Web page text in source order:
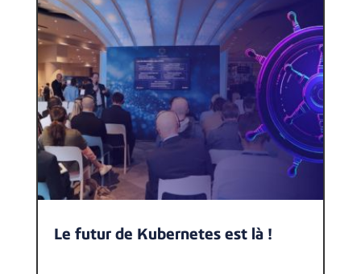
Le futur de Kubernetes est là !